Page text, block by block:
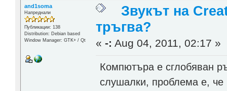
and1soma
Напреднали
Публикации: 138
Distribution: Debian based
Window Manager: GTK+ / Qt
Звукът на
тръгва?
«-: Aug 04, 2011, 02:17 »
Компютъра е сглобяван
слушалки, проблема е, че